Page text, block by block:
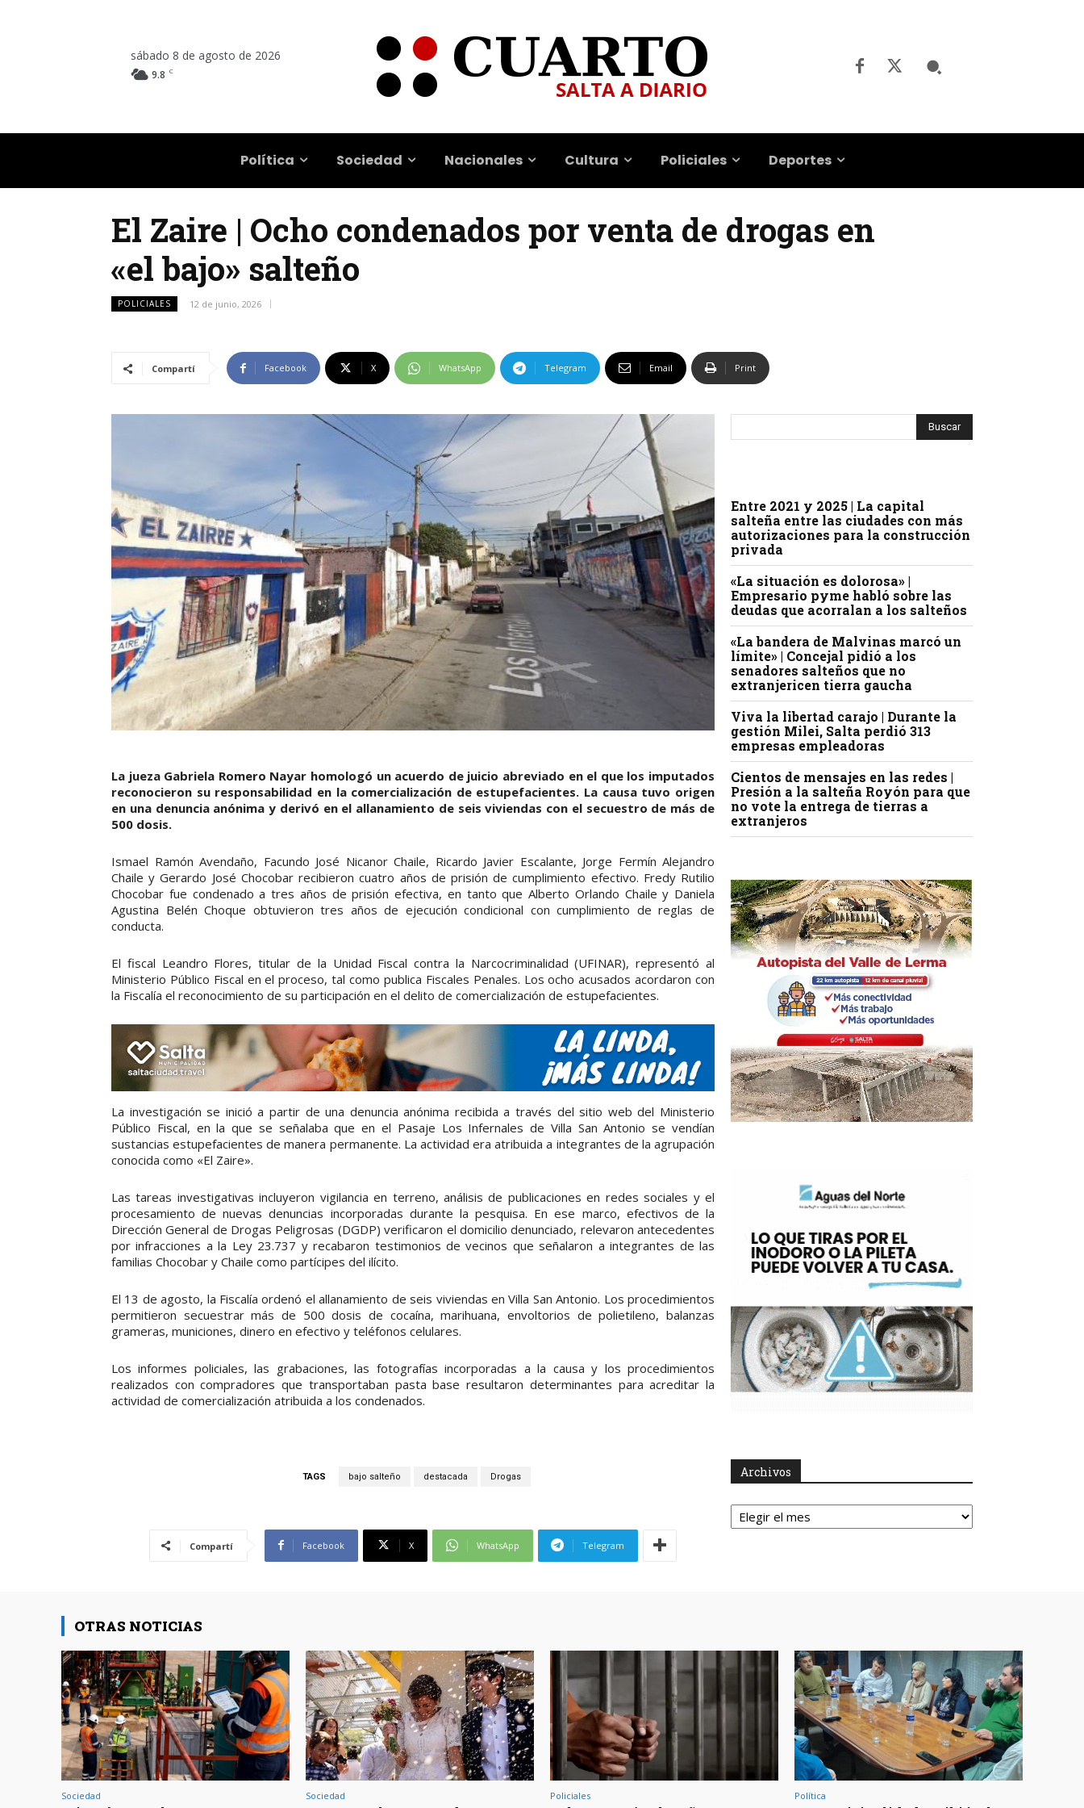
sábado 8 de agosto de 2026
9.8 C
Política Sociedad Nacionales Cultura Policiales Deportes
El Zaire | Ocho condenados por venta de drogas en
«el bajo» salteño
POLICIALES 12 de junio, 2026
Compartí Facebook X WhatsApp Telegram Email Print
La jueza Gabriela Romero Nayar homologó un acuerdo de juicio abreviado en el que los imputados
reconocieron su responsabilidad en la comercialización de estupefacientes. La causa tuvo origen
en una denuncia anónima y derivó en el allanamiento de seis viviendas con el secuestro de más de
500 dosis.
Ismael Ramón Avendaño, Facundo José Nicanor Chaile, Ricardo Javier Escalante, Jorge Fermín Alejandro
Chaile y Gerardo José Chocobar recibieron cuatro años de prisión de cumplimiento efectivo. Fredy Rutilio
Chocobar fue condenado a tres años de prisión efectiva, en tanto que Alberto Orlando Chaile y Daniela
Agustina Belén Choque obtuvieron tres años de ejecución condicional con cumplimiento de reglas de
conducta.
El fiscal Leandro Flores, titular de la Unidad Fiscal contra la Narcocriminalidad (UFINAR), representó al
Ministerio Público Fiscal en el proceso, tal como publica Fiscales Penales. Los ocho acusados acordaron con
la Fiscalía el reconocimiento de su participación en el delito de comercialización de estupefacientes.
La investigación se inició a partir de una denuncia anónima recibida a través del sitio web del Ministerio
Público Fiscal, en la que se señalaba que en el Pasaje Los Infernales de Villa San Antonio se vendían
sustancias estupefacientes de manera permanente. La actividad era atribuida a integrantes de la agrupación
conocida como «El Zaire».
Las tareas investigativas incluyeron vigilancia en terreno, análisis de publicaciones en redes sociales y el
procesamiento de nuevas denuncias incorporadas durante la pesquisa. En ese marco, efectivos de la
Dirección General de Drogas Peligrosas (DGDP) verificaron el domicilio denunciado, relevaron antecedentes
por infracciones a la Ley 23.737 y recabaron testimonios de vecinos que señalaron a integrantes de las
familias Chocobar y Chaile como partícipes del ilícito.
El 13 de agosto, la Fiscalía ordenó el allanamiento de seis viviendas en Villa San Antonio. Los procedimientos
permitieron secuestrar más de 500 dosis de cocaína, marihuana, envoltorios de polietileno, balanzas
grameras, municiones, dinero en efectivo y teléfonos celulares.
Los informes policiales, las grabaciones, las fotografías incorporadas a la causa y los procedimientos
realizados con compradores que transportaban pasta base resultaron determinantes para acreditar la
actividad de comercialización atribuida a los condenados.
TAGS bajo salteño destacada Drogas
Compartí Facebook X WhatsApp Telegram
Entre 2021 y 2025 | La capital
salteña entre las ciudades con más
autorizaciones para la construcción
privada
«La situación es dolorosa» |
Empresario pyme habló sobre las
deudas que acorralan a los salteños
«La bandera de Malvinas marcó un
límite» | Concejal pidió a los
senadores salteños que no
extranjericen tierra gaucha
Viva la libertad carajo | Durante la
gestión Milei, Salta perdió 313
empresas empleadoras
Cientos de mensajes en las redes |
Presión a la salteña Royón para que
no vote la entrega de tierras a
extranjeros
Archivos
Archivos
OTRAS NOTICIAS
Sociedad Sociedad Policiales Política